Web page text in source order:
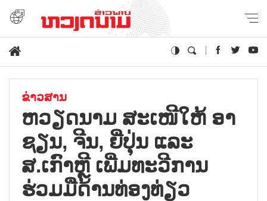
ຂ່າວສານ
ຫວຽດນາມ ສະເໜີໃຫ້ ອາ
ຊຽນ, ຈີນ, ຍີ່ປຸ່ນ ແລະ
ສ.ເກົາຫຼີ ເພີ່ມທະວີການ
ຮ່ວມມືດ້ານທ່ອງທ່ຽວ